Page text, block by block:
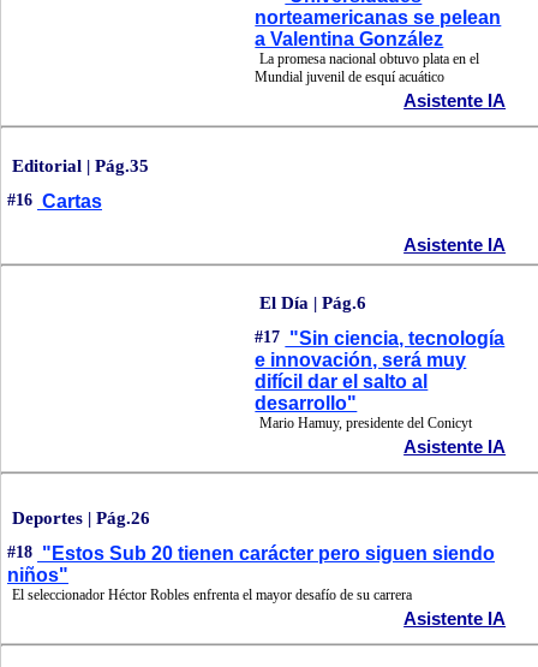
norteamericanas se pelean
a Valentina González
La promesa nacional obtuvo plata en el
Mundial juvenil de esquí acuático
Asistente IA
Editorial | Pág.35
#16 Cartas
Asistente IA
El Día | Pág.6
#17 "Sin ciencia, tecnología
e innovación, será muy
difícil dar el salto al
desarrollo"
Mario Hamuy, presidente del Conicyt
Asistente IA
Deportes | Pág.26
#18 "Estos Sub 20 tienen carácter pero siguen siendo
niños"
El seleccionador Héctor Robles enfrenta el mayor desafío de su carrera
Asistente IA